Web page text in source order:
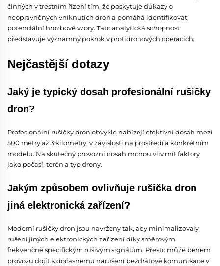
činných v trestním řízení tím, že poskytuje důkazy o
neoprávněných vniknutích dron a pomáhá identifikovat
potenciální hrozbové vzory. Tato analytická schopnost
představuje významný pokrok v protidronových operacích.
Nejčastější dotazy
Jaký je typický dosah profesionální rušičky
dron?
Profesionální rušičky dron obvykle nabízejí efektivní dosah mezi
500 metry až 3 kilometry, v závislosti na prostředí a konkrétním
modelu. Na skutečný provozní dosah mohou vliv mít faktory
jako počasí, terén a typ drony.
Jakým způsobem ovlivňuje rušička dron
jiná elektronická zařízení?
Moderní rušičky dron jsou navrženy tak, aby minimalizovaly
rušení jiných elektronických zařízení díky směrovým,
frekvenčně specifickým rušivým signálům. Přesto může během
provozu dojít k dočasnému narušení bezdrátové komunikace v